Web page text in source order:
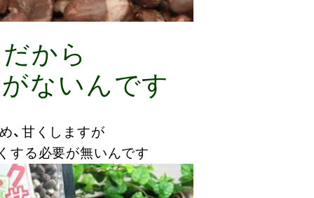
から
ないんです
、甘くしますが
する必要が無いんです